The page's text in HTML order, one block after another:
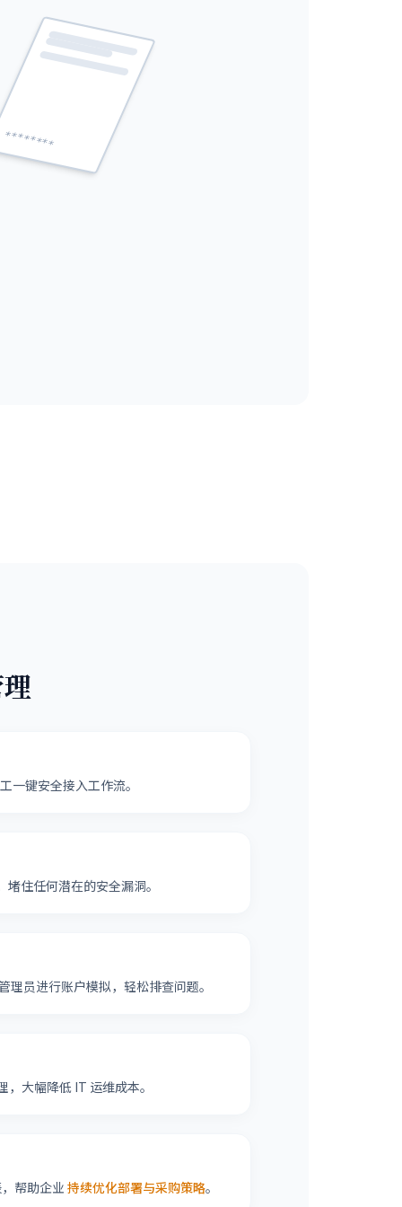
********
一键安全接入工作流。
堵住任何潜在的安全漏洞。
理员进行账户模拟，轻松排查问题。
大幅降低 IT 运维成本。
帮助企业持续优化部署与采购策略。